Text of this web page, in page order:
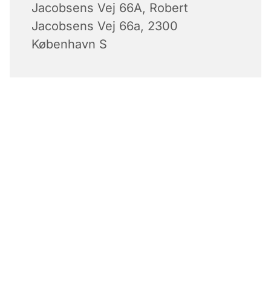
Jacobsens Vej 66A, Robert
Jacobsens Vej 66a, 2300
København S